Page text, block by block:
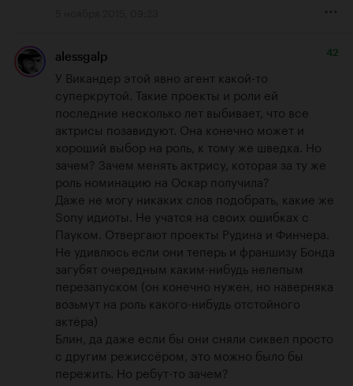
alessgalp 42
У Викандер этой явно агент какой-то
суперкрутой. Такие проекты и роли ей
последние несколько лет выбивает, что все
актрисы позавидуют. Она конечно может и
хороший выбор на роль, к тому же шведка. Но
зачем? Зачем менять актрису, которая за ту же
роль номинацию на Оскар получила?
Даже не могу никаких слов подобрать, какие же
Sony идиоты. Не учатся на своих ошибках с
Пауком. Отвергают проекты Рудина и Финчера.
Не удивлюсь если они теперь и франшизу Бонда
загубят очередным каким-нибудь нелепым
перезапуском (он конечно нужен, но наверняка
возьмут на роль какого-нибудь отстойного
актёра)
Блин, да даже если бы они сняли сиквел просто
с другим режиссёром, это можно было бы
пережить. Но ребут-то зачем?